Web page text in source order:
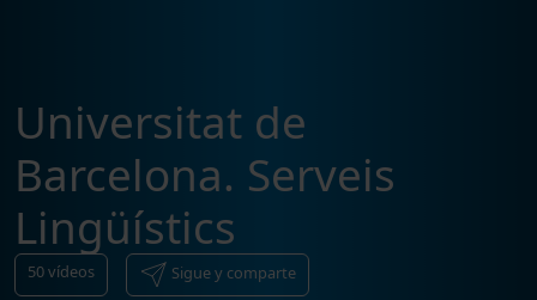
Universitat de
Barcelona. Serveis
Lingüístics
50vídeos Sigue y comparte